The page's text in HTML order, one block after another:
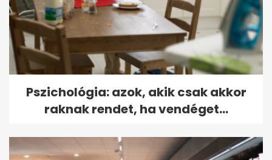
Pszichológia: azok, akik csak akkor
raknak rendet, ha vendéget...